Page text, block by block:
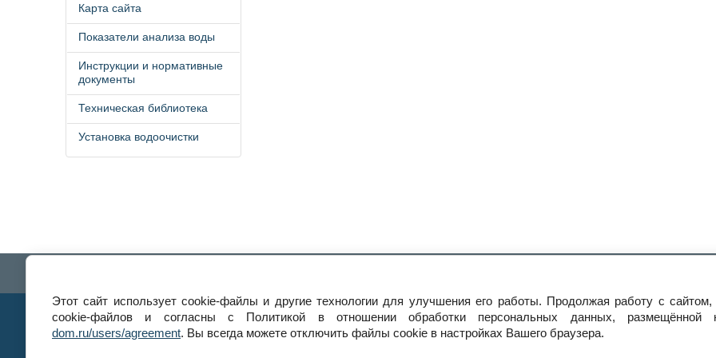
Карта сайта
Показатели анализа воды
Инструкции и нормативные
документы
Техническая библиотека
Установка водоочистки
+7 (499) 113-31-59
+7 (925) 493-90-49
МО, городской округ Павловский Посад, ДНП
Мы в соц. сетях:
Этот сайт использует cookie-файлы и другие технологии для улучшения его работы. Продолжая работу с
cookie-файлов и согласны с Политикой в отношении обработки персональных данных, размещённой
dom.ru/users/agreement. Вы всегда можете отключить файлы cookie в настройках Вашего браузера.